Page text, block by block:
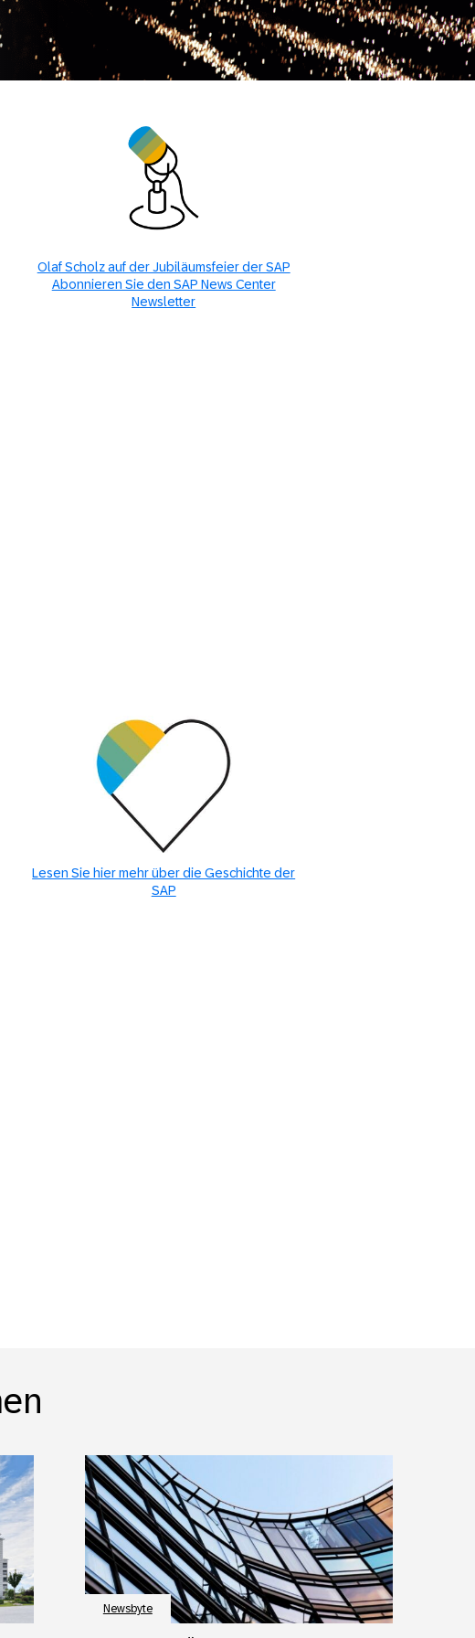
Olaf Scholz auf der Jubiläumsfeier der SAP
Abonnieren Sie den SAP News Center
Newsletter
Lesen Sie hier mehr über die Geschichte der
SAP
Newsbyte